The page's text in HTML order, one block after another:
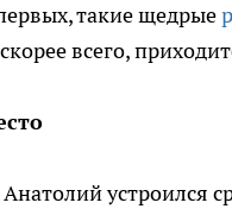
такие щедрые
всего,
устроился